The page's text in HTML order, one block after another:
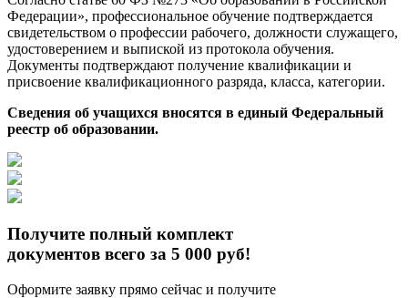
Федерации», профессиональное обучение подтверждается
свидетельством о профессии рабочего, должности служащего,
удостоверением и выпиской из протокола обучения.
Документы подтверждают получение квалификации и
присвоение квалификационного разряда, класса, категории.
Сведения об учащихся вносятся в единый Федеральный
реестр об образовании.
Получите полный комплект
документов всего за 5 000 руб!
Оформите заявку прямо сейчас и получите